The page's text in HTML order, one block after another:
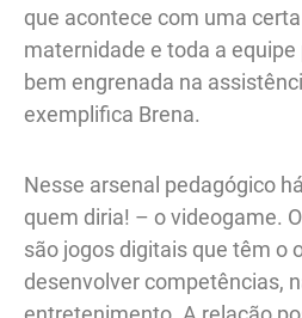
que acontece com uma
maternidade e toda a
bem engrenada na
exemplifica Brena.
Nesse arsenal pedagógico
quem diria! – o videogame.
são jogos digitais que têm o
desenvolver competências,